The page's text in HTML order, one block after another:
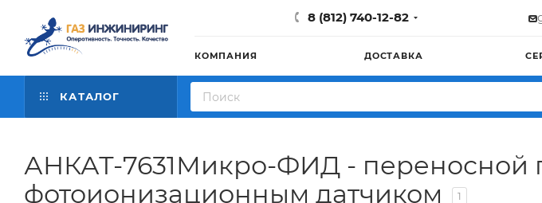
8 (812) 740-12-82
КОМПАНИЯ ДОСТАВКА
КАТАЛОГ
АНКАТ-7631Микро-ФИД - переносной
фотоионизационным датчиком
1